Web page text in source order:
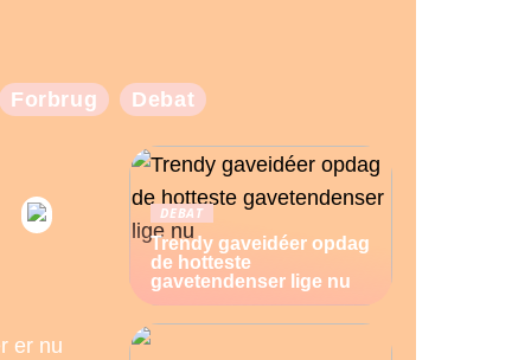
Forbrug Debat
er nu
DEBAT
Trendy gaveidéer opdag
de hotteste
gavetendenser lige nu